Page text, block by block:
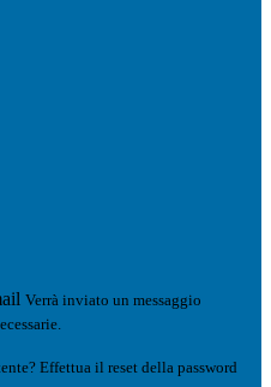
Verrà inviato un messaggio
Effettua il reset della password